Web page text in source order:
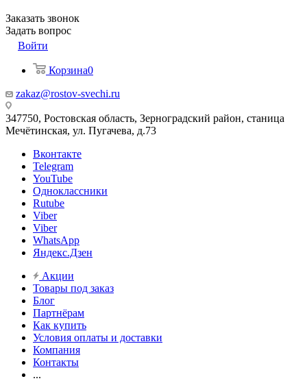
Заказать звонок
Задать вопрос
Войти
Корзина0
zakaz@rostov-svechi.ru
347750, Ростовская область, Зерноградский район, станица
Мечётинская, ул. Пугачева, д.73
Вконтакте
Telegram
YouTube
Одноклассники
Rutube
Viber
Viber
WhatsApp
Яндекс.Дзен
Акции
Товары под заказ
Блог
Партнёрам
Как купить
Условия оплаты и доставки
Компания
Контакты
...